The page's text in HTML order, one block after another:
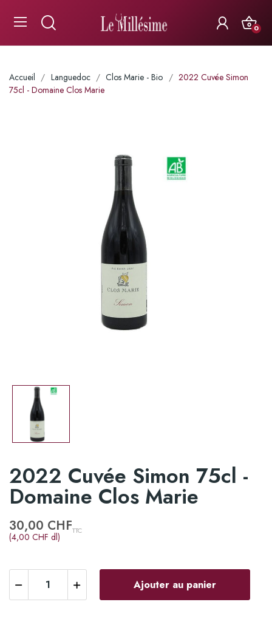
0
Accueil Languedoc Clos Marie - Bio
2022 Cuvée Simon
75cl - Domaine Clos Marie
2022 Cuvée Simon 75cl -
Domaine Clos Marie
30,00 CHF
(4,00 CHF dl)
TTC
Ajouter au panier